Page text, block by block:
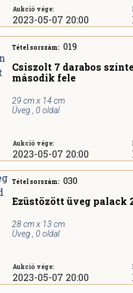
Aukció vége:
2023-05-07 20:00
Tétel sorszám: 019
Csiszolt 7 darabos
második fele
29 cm x 14 cm
Üveg , 0 oldal
Aukció vége:
2023-05-07 20:00
Tétel sorszám: 030
Ezüstözött üveg palack
28 cm x 13 cm
Üveg , 0 oldal
Aukció vége:
2023-05-07 20:00